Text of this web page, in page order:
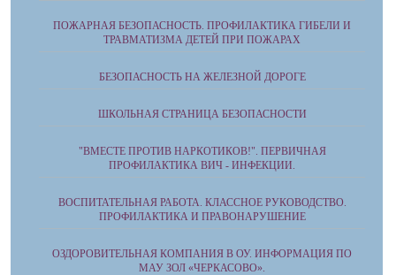
ПОЖАРНАЯ БЕЗОПАСНОСТЬ. ПРОФИЛАКТИКА ГИБЕЛИ И
ТРАВМАТИЗМА ДЕТЕЙ ПРИ ПОЖАРАХ
БЕЗОПАСНОСТЬ НА ЖЕЛЕЗНОЙ ДОРОГЕ
ШКОЛЬНАЯ СТРАНИЦА БЕЗОПАСНОСТИ
"ВМЕСТЕ ПРОТИВ НАРКОТИКОВ!". ПЕРВИЧНАЯ
ПРОФИЛАКТИКА ВИЧ - ИНФЕКЦИИ.
ВОСПИТАТЕЛЬНАЯ РАБОТА. КЛАССНОЕ РУКОВОДСТВО.
ПРОФИЛАКТИКА И ПРАВОНАРУШЕНИЕ
ОЗДОРОВИТЕЛЬНАЯ КОМПАНИЯ В ОУ. ИНФОРМАЦИЯ ПО
МАУ ЗОЛ «ЧЕРКАСОВО».